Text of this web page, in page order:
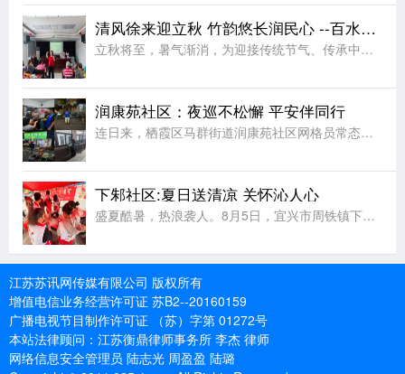
清风徐来迎立秋 竹韵悠长润民心 --百水家园社区竹编扇手工体验润民心
立秋将至，暑气渐消，为迎接传统节气、传承中华优秀传统文化，丰富辖区居民夏日及立秋时节精神文化生活，让大家近距离感受非遗手工艺的独特魅力，8月6日上午，栖霞区马群街道百水家园社区党委、新时代文明实践站联
润康苑社区：夜巡不松懈 平安伴同行
连日来，栖霞区马群街道润康苑社区网格员常态化开展夏夜常态化治安巡逻，以脚步丈量平安，用坚守守护夏夜安宁。夜幕降临，网格员组成巡逻小队，开启夜间巡防值守。巡逻队伍采取定点值守与动态巡查相结合的方式，围绕
下邾社区:夏日送清凉 关怀沁人心
盛夏酷暑，热浪袭人。8月5日，宜兴市周铁镇下邾社区新时代文明实践站精心组织十余名青年志愿者，开展“夏日送清凉，关爱户外劳动者”主题文明实践志愿服务活动，用贴心举措为坚守高温岗位的工作者送去丝丝凉意，传
江苏苏讯网传媒有限公司 版权所有
增值电信业务经营许可证 苏B2--20160159
广播电视节目制作许可证 （苏）字第 01272号
本站法律顾问：江苏衡鼎律师事务所 李杰 律师
网络信息安全管理员 陆志光 周盈盈 陆璐